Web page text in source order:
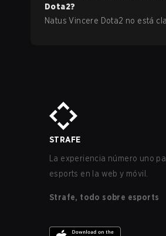
Dota2?
Natus Vincere Dota2 no está
STRAFE
La experiencia número uno
esports en la web y móvil.
Strafe, todo sobre esports